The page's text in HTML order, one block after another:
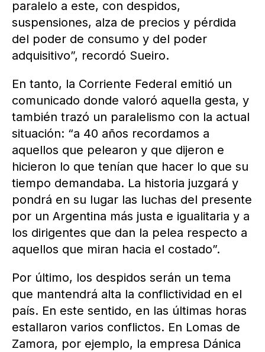
paralelo a este, con despidos,
suspensiones, alza de precios y pérdida
del poder de consumo y del poder
adquisitivo”, recordó Sueiro.
En tanto, la Corriente Federal emitió un
comunicado donde valoró aquella gesta, y
también trazó un paralelismo con la actual
situación: “a 40 años recordamos a
aquellos que pelearon y que dijeron e
hicieron lo que tenían que hacer lo que su
tiempo demandaba. La historia juzgará y
pondrá en su lugar las luchas del presente
por un Argentina más justa e igualitaria y a
los dirigentes que dan la pelea respecto a
aquellos que miran hacia el costado”.
Por último, los despidos serán un tema
que mantendrá alta la conflictividad en el
país. En este sentido, en las últimas horas
estallaron varios conflictos. En Lomas de
Zamora, por ejemplo, la empresa Dánica